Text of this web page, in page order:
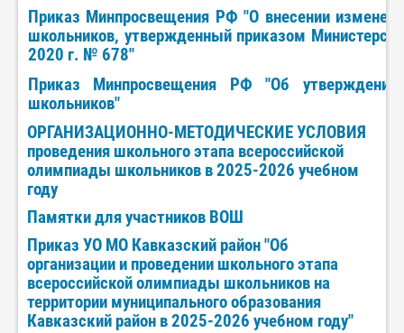
Приказ Минпросвещения РФ "О внесении
школьников, утвержденный приказом
2020 г. № 678"
Приказ Минпросвещения РФ "Об утверждении
школьников"
ОРГАНИЗАЦИОННО-МЕТОДИЧЕСКИЕ УСЛОВИЯ
проведения школьного этапа всероссийской
олимпиады школьников в 2025-2026 учебном
году
Памятки для участников ВОШ
Приказ УО МО Кавказский район "Об
организации и проведении школьного этапа
всероссийской олимпиады школьников на
территории муниципального образования
Кавказский район в 2025-2026 учебном году"